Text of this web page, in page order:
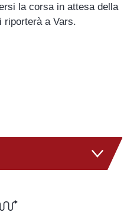
la corsa in attesa della
riporterà a Vars.